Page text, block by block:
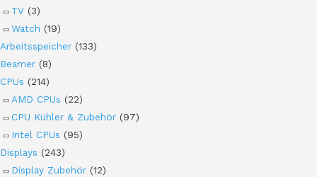
TV (3)
Watch (19)
Arbeitsspeicher (133)
Beamer (8)
CPUs (214)
AMD CPUs (22)
CPU Kühler & Zubehör (97)
Intel CPUs (95)
Displays (243)
Display Zubehör (12)